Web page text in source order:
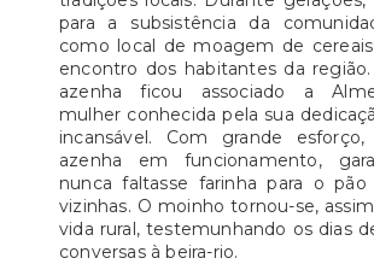
para a subsistência da
como local de moagem de
encontro dos habitantes da
azenha ficou associado a
mulher conhecida pela sua
incansável. Com grande
azenha em funcionamento,
nunca faltasse farinha para o pão
vizinhas. O moinho tornou-se,
vida rural, testemunhando os dias
conversas à beira-rio.